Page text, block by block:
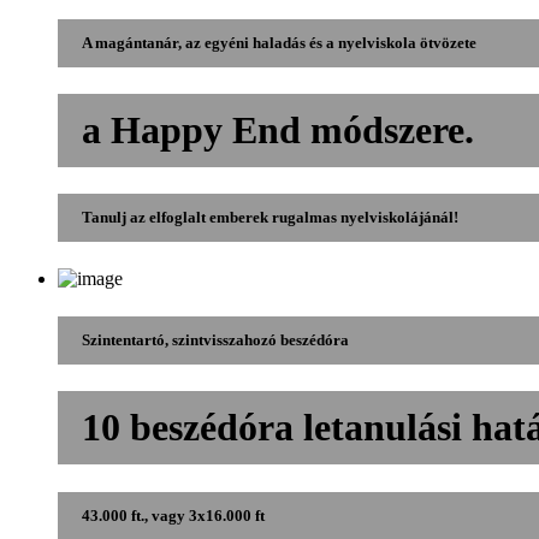
A magántanár, az egyéni haladás és a nyelviskola ötvözete
a Happy End módszere.
Tanulj az elfoglalt emberek rugalmas nyelviskolájánál!
Szintentartó, szintvisszahozó beszédóra
10 beszédóra letanulási
43.000 ft., vagy 3x16.000 ft